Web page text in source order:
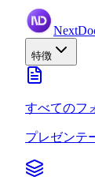
特徴
すべてのフ
プレゼンテ